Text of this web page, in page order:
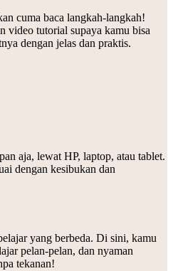
cuma baca langkah-langkah!
video tutorial supaya kamu bisa
dengan jelas dan praktis.
aja, lewat HP, laptop, atau tablet.
dengan kesibukan dan
yang berbeda. Di sini, kamu
pelan-pelan, dan nyaman
tekanan!